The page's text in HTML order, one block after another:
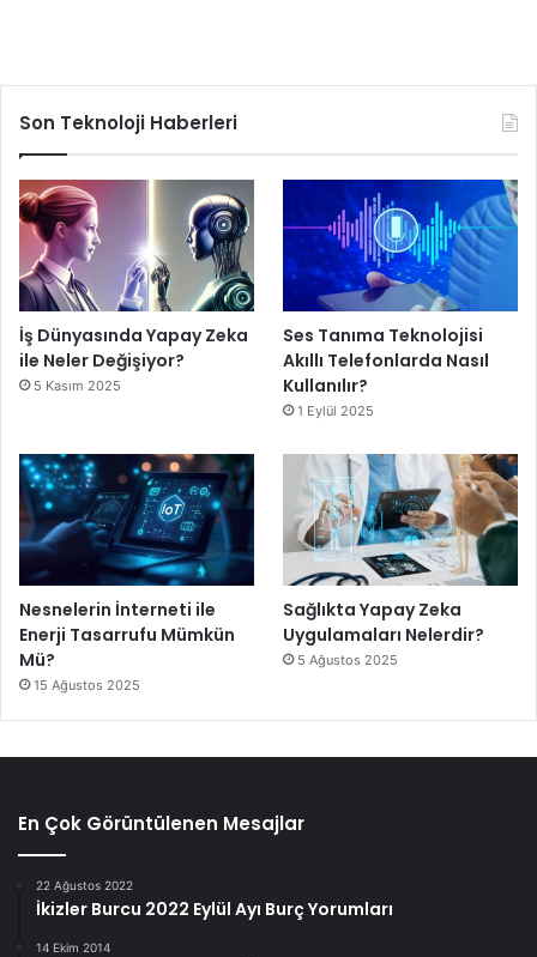
Son Teknoloji Haberleri
İş Dünyasında Yapay Zeka
ile Neler Değişiyor?
5 Kasım 2025
Ses Tanıma Teknolojisi
Akıllı Telefonlarda Nasıl
Kullanılır?
1 Eylül 2025
Nesnelerin İnterneti ile
Enerji Tasarrufu Mümkün
Mü?
15 Ağustos 2025
Sağlıkta Yapay Zeka
Uygulamaları Nelerdir?
5 Ağustos 2025
En Çok Görüntülenen Mesajlar
22 Ağustos 2022
İkizler Burcu 2022 Eylül Ayı Burç Yorumları
14 Ekim 2014